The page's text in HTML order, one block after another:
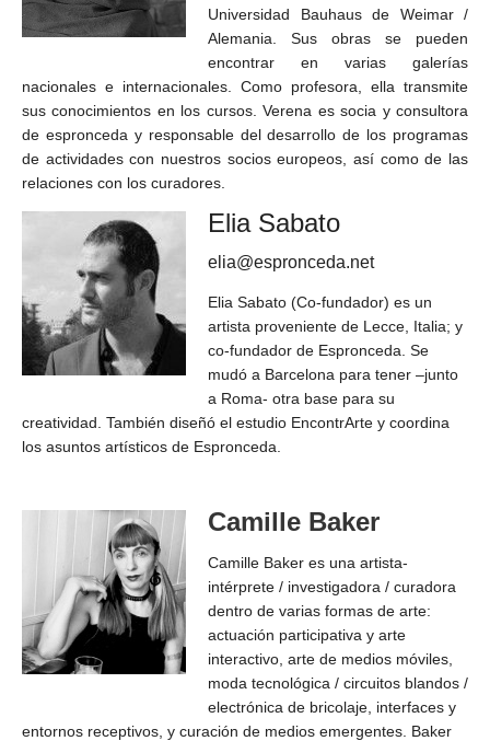
Universidad Bauhaus de Weimar /
Alemania. Sus obras se pueden
encontrar en varias galerías
nacionales e internacionales. Como profesora, ella transmite
sus conocimientos en los cursos. Verena es socia y consultora
de espronceda y responsable del desarrollo de los programas
de actividades con nuestros socios europeos, así como de las
relaciones con los curadores.
Elia Sabato
elia@espronceda.net
Elia Sabato (Co-fundador) es un
artista proveniente de Lecce, Italia; y
co-fundador de Espronceda. Se
mudó a Barcelona para tener –junto
a Roma- otra base para su
creatividad. También diseñó el estudio EncontrArte y coordina
los asuntos artísticos de Espronceda.
Camille Baker
Camille Baker es una artista-
intérprete / investigadora / curadora
dentro de varias formas de arte:
actuación participativa y arte
interactivo, arte de medios móviles,
moda tecnológica / circuitos blandos /
electrónica de bricolaje, interfaces y
entornos receptivos, y curación de medios emergentes. Baker